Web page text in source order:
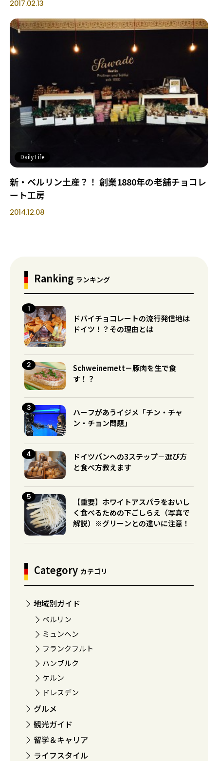
2017.02.13
Daily Life
新・ベルリン土産？！ 創業1880年の老舗チョコレ
ート工房
2014.12.08
Ranking ランキング
ドバイチョコレートの流行発信地は
ドイツ！？その理由とは
Schweinemett－豚肉を生で食
す！？
ハーフがあうイジメ「チン・チャ
ン・チョン問題」
ドイツパンへの3ステップ－選び方
と食べ方教えます
【重要】ホワイトアスパラをおいし
く食べるための下ごしらえ（写真で
解説）※グリーンとの違いに注意！
Category カテゴリ
地域別ガイド
ベルリン
ミュンヘン
フランクフルト
ハンブルク
ケルン
ドレスデン
グルメ
観光ガイド
留学＆キャリア
ライフスタイル